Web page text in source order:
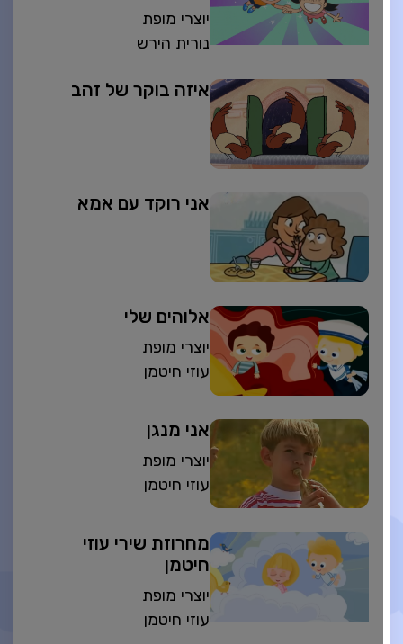
יוצרי מופת
נורית הירש
איזה בוקר של זהב
אני רוקד עם אמא
אלוהים שלי
יוצרי מופת
עוזי חיטמן
אני מנגן
יוצרי מופת
עוזי חיטמן
מחרוזת שירי עוזי
חיטמן
יוצרי מופת
עוזי חיטמן